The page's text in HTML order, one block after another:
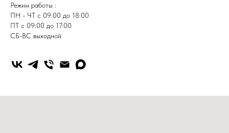
Режим работы :
ПН - ЧТ с 09:00 до 18:00
ПТ с 09:00 до 17:00
СБ-ВС выходной